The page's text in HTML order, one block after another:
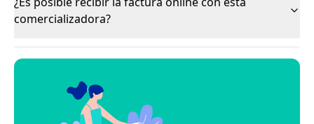
comercializadora?